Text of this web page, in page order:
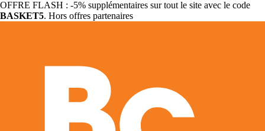
OFFRE FLASH : -5% supplémentaires sur tout le site avec le code
BASKET5. Hors offres partenaires